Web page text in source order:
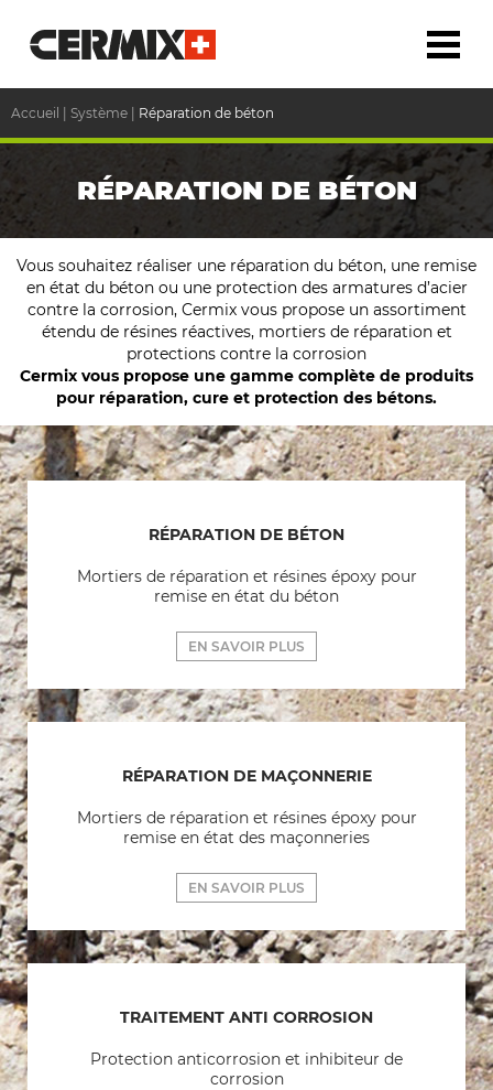
Accueil Système Réparation de béton
RÉPARATION DE BÉTON
Vous souhaitez réaliser une réparation du béton, une remise
en état du béton ou une protection des armatures d’acier
contre la corrosion, Cermix vous propose un assortiment
étendu de résines réactives, mortiers de réparation et
protections contre la corrosion
Cermix vous propose une gamme complète de produits
pour réparation, cure et protection des bétons.
RÉPARATION DE BÉTON
Mortiers de réparation et résines époxy pour
remise en état du béton
EN SAVOIR PLUS
RÉPARATION DE MAÇONNERIE
Mortiers de réparation et résines époxy pour
remise en état des maçonneries
EN SAVOIR PLUS
TRAITEMENT ANTI CORROSION
Protection anticorrosion et inhibiteur de
corrosion